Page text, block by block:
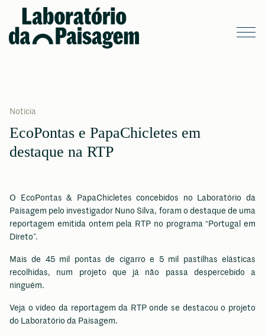
Notícia
EcoPontas e PapaChicletes em
destaque na RTP
O EcoPontas & PapaChicletes concebidos no Laboratório da
Paisagem pelo investigador Nuno Silva, foram o destaque de uma
reportagem emitida ontem pela RTP no programa “Portugal em
Direto”.
Mais de 45 mil pontas de cigarro e 5 mil pastilhas elásticas
recolhidas, num projeto que já não passa despercebido a
ninguém.
Veja o vídeo da reportagem da RTP onde se destacou o projeto
do Laboratório da Paisagem.